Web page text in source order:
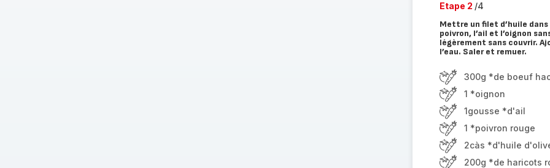
Etape 2 /4
Mettre un filet d’huile
poivron, l’ail et l’oignon
légèrement sans couvrir.
l’eau. Saler et remuer.
300g *de boeuf
1 *oignon
1gousse *d'ail
1 *poivron rouge
2càs *d'huile
200g *de haricots